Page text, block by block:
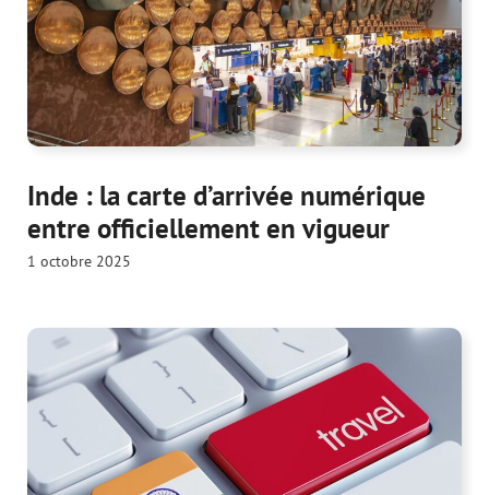
Inde : la carte d’arrivée numérique
entre officiellement en vigueur
1 octobre 2025